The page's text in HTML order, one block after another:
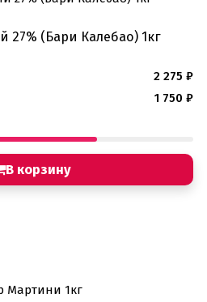
27% (Бари Калебао) 1кг
2 275 ₽
1 750 ₽
В корзину